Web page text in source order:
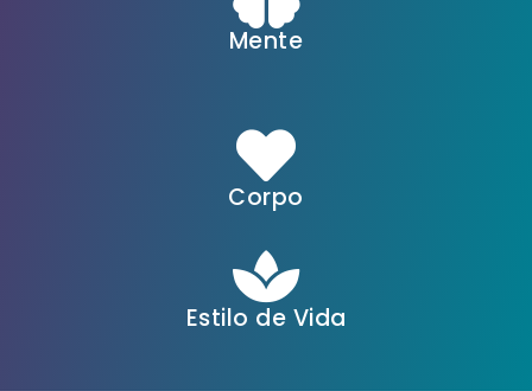
Mente
Corpo
Estilo de Vida